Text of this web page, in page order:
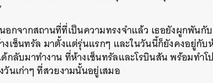
นอกจากสถานที่ที่เป็นความทรงจำแล้ว เธอยังผูกพันกั
งเซ็นทรัล มาตั้งแต่รุ่นแรกๆ และในวันนี้ก็ยังคงอยู่กับ
ด้กลับมาทำงาน ที่ห้างเซ็นทรัลและโรบินสัน พร้อมทำโ
วันเก่าๆ ที่สวยงามนั้นอยู่เสมอ